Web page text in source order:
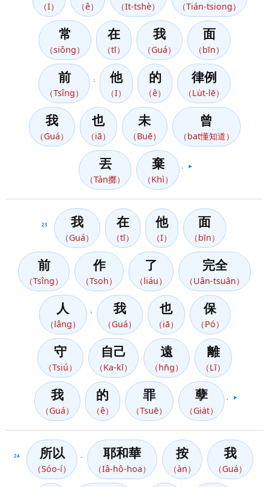
（I） （ê） （It-tshè） （Tián-tsiong）
常
（siông）
在
（tī）
我
（Guá）
面
（bīn）
前
（Tsîng）
； 他
（I）
的
（ê）
律例
（Lu̍t-lē）
我
（Guá）
也
（iā）
未
（Buē）
曾
（bat懂知道）
丟
（Tàn擲）
棄
（Khì）
▶️
23 我
（Guá）
在
（tī）
他
（I）
面
（bīn）
前
（Tsîng）
作
（Tsoh）
了
（liáu）
完全
（Uân-tsuân）
人
（lâng）
； 我
（Guá）
也
（iā）
保
（Pó）
守
（Tsiú）
自己
（Ka-kī）
遠
（hn̄g）
離
（Lī）
我
（Guá）
的
（ê）
罪
（Tsuē）
孽
（Gia̍t）
▶️
24 所以
（Sóo-í）
耶和華
（Iâ-hô-hoa）
按
（àn）
我
（Guá）